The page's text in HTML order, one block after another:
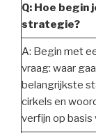
Q: Hoe begin
strategie?
A: Begin met
vraag: waar
belangrijkste
cirkels en
verfijn op basis